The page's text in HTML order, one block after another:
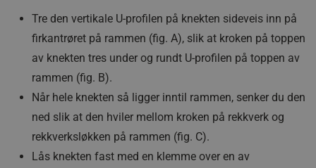
Tre den vertikale U-profilen på knekten sideveis inn på
firkantrøret på rammen (fig. A), slik at kroken på toppen
av knekten tres under og rundt U-profilen på toppen av
rammen (fig. B).
Når hele knekten så ligger inntil rammen, senker du den
ned slik at den hviler mellom kroken på rekkverk og
rekkverksløkken på rammen (fig. C).
Lås knekten fast med en klemme over en av